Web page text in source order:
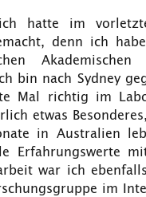
hatte im
denn ich
Akademischen
bin nach Sydney
Mal richtig im
etwas
in Australien
Erfahrungswerte
war ich
im